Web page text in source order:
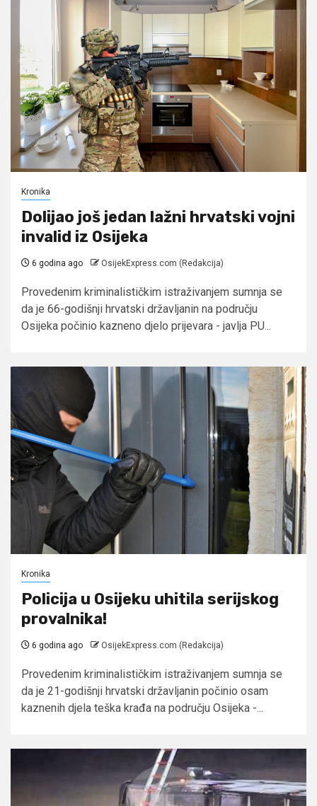
Kronika
Dolijao još jedan lažni hrvatski vojni
invalid iz Osijeka
6 godina ago OsijekExpress.com (Redakcija)
Provedenim kriminalističkim istraživanjem sumnja se
da je 66-godišnji hrvatski državljanin na području
Osijeka počinio kazneno djelo prijevara - javlja PU...
Kronika
Policija u Osijeku uhitila serijskog
provalnika!
6 godina ago OsijekExpress.com (Redakcija)
Provedenim kriminalističkim istraživanjem sumnja se
da je 21-godišnji hrvatski državljanin počinio osam
kaznenih djela teška krađa na području Osijeka -...